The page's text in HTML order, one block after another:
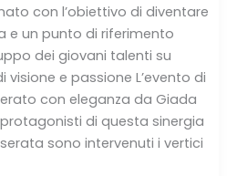
nato con l’obiettivo di diventare
e un punto di riferimento
dei giovani talenti su
e passione L’evento di
con eleganza da Giada
di questa sinergia
sono intervenuti i vertici